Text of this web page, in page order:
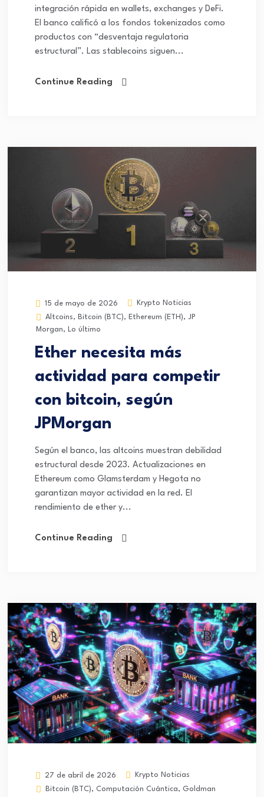
integración rápida en wallets, exchanges y DeFi.
El banco calificó a los fondos tokenizados como
productos con “desventaja regulatoria
estructural”. Las stablecoins siguen...
Continue Reading
15 de mayo de 2026
Krypto Noticias
Altcoins, Bitcoin (BTC), Ethereum (ETH), JP
Morgan, Lo último
Ether necesita más
actividad para competir
con bitcoin, según
JPMorgan
Según el banco, las altcoins muestran debilidad
estructural desde 2023. Actualizaciones en
Ethereum como Glamsterdam y Hegota no
garantizan mayor actividad en la red. El
rendimiento de ether y...
Continue Reading
27 de abril de 2026
Krypto Noticias
Bitcoin (BTC), Computación Cuántica, Goldman